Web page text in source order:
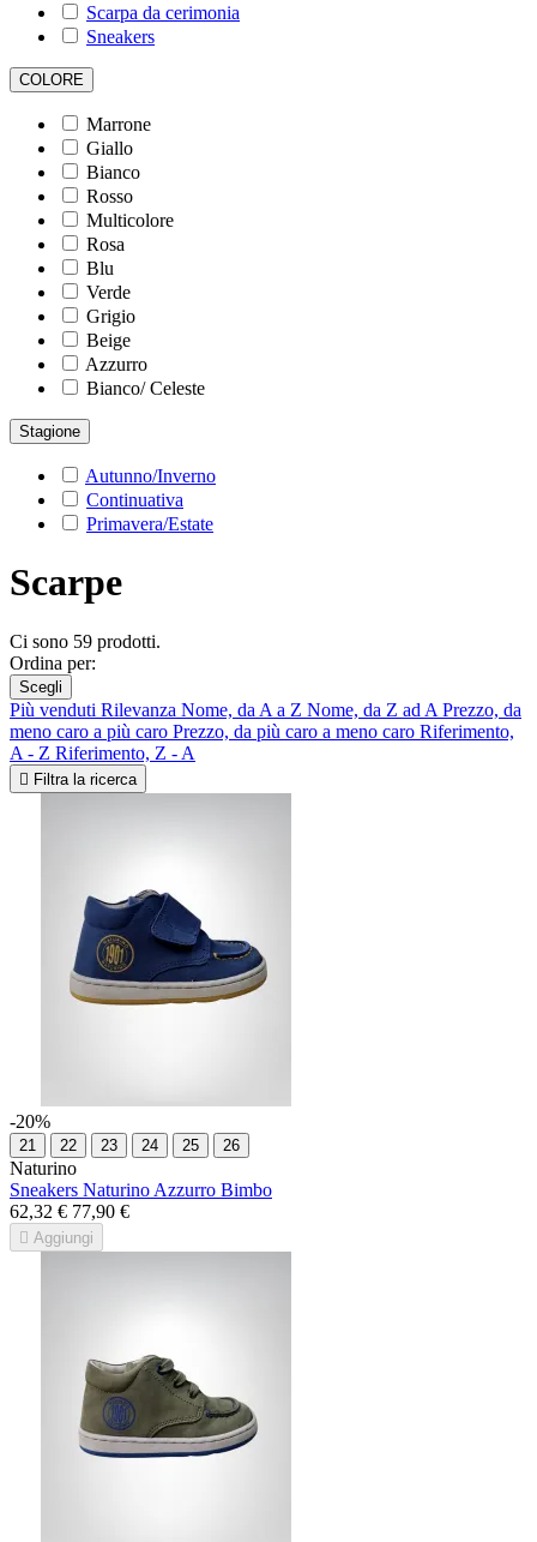
Scarpa da cerimonia
Sneakers
COLORE
Marrone
Giallo
Bianco
Rosso
Multicolore
Rosa
Blu
Verde
Grigio
Beige
Azzurro
Bianco/ Celeste
Stagione
Autunno/Inverno
Continuativa
Primavera/Estate
Scarpe
Ci sono 59 prodotti.
Ordina per:
Scegli
Più venduti Rilevanza Nome, da A a Z Nome, da Z ad A Prezzo, da
meno caro a più caro Prezzo, da più caro a meno caro Riferimento,
A - Z Riferimento, Z - A
 Filtra la ricerca
-20%
21 22 23 24 25 26
Naturino
Sneakers Naturino Azzurro Bimbo
62,32 € 77,90 €
 Aggiungi